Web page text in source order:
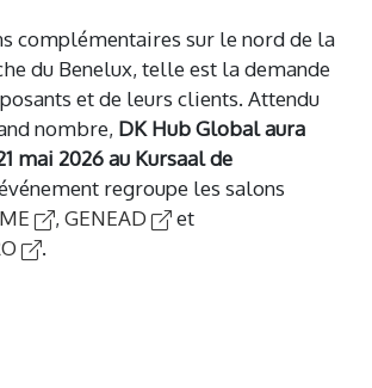
complémentaires sur le nord de la
du Benelux, telle est la demande
et de leurs clients. Attendu
nombre, DK Hub Global aura
mai 2026 au Kursaal de
regroupe les salons
, GENEAD
et
.